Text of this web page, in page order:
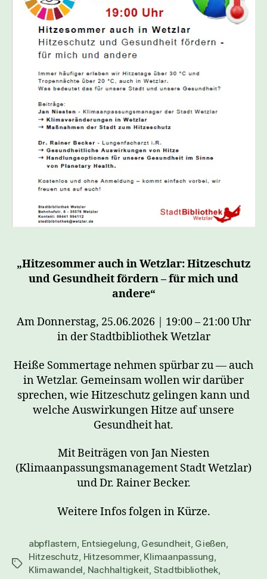
„Hitzesommer auch in Wetzlar: Hitzeschutz
und Gesundheit fördern – für mich und
andere“
Am Donnerstag, 25.06.2026 | 19:00 – 21:00 Uhr
in der Stadtbibliothek Wetzlar
Heiße Sommertage nehmen spürbar zu — auch
in Wetzlar. Gemeinsam wollen wir darüber
sprechen, wie Hitzeschutz gelingen kann und
welche Auswirkungen Hitze auf unsere
Gesundheit hat.
Mit Beiträgen von Jan Niesten
(Klimaanpassungsmanagement Stadt Wetzlar)
und Dr. Rainer Becker.
Weitere Infos folgen in Kürze.
Schlagwörter
abpflastern, Entsiegelung, Gesundheit, Gießen,
Hitzeschutz, Hitzesommer, Klimaanpassung,
Klimawandel, Nachhaltigkeit, Stadtbibliothek,